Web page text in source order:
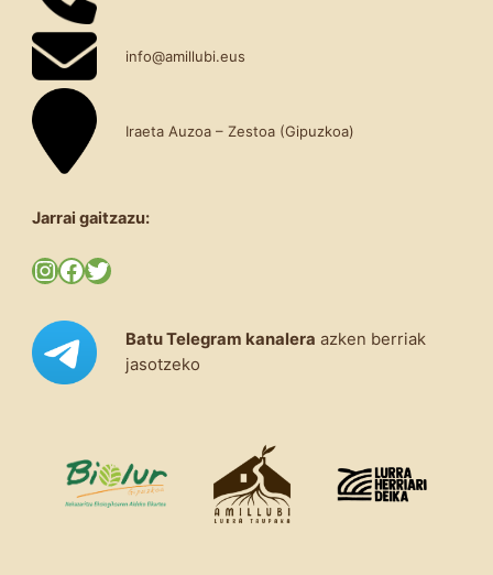
info@amillubi.eus
Iraeta Auzoa – Zestoa (Gipuzkoa)
Jarrai gaitzazu:
InstagramFacebook Twitter
Batu Telegram kanalera azken berriak
jasotzeko